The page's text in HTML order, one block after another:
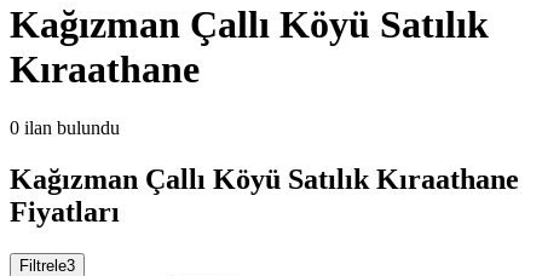
Kağızman Çallı Köyü Satılık
Kıraathane
0 ilan bulundu
Kağızman Çallı Köyü Satılık Kıraathane
Fiyatları
Filtrele3